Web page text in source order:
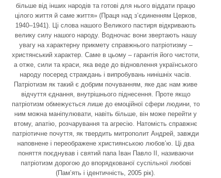
більше від інших народів та готові для нього віддати працю
цілого життя й саме життя» (Праця над з’єдиненням Церков,
1940–1941). Ці слова нашого Великого пастиря відкривають
велику силу нашого народу. Водночас вони звертають нашу
увагу на характерну прикмету справжнього патріотизму –
христянський характер. Саме в цьому – гарантія його чистоти,
а отже, сили та краси, яка веде до відновлення українського
народу посеред страждань і випробувань нинішніх часів.
Патріотизм як такий є добрим почуванням, яке дає нам живе
відчуття єднання, внутрішнього піднесення. Проте якщо
патріотизм обмежується лише до емоційної сфери людини, то
ним можна маніпулювати, навіть більше, він може перейти у
втому, апатію, розчарування та агресію. Натомість справжнє
патріотичне почуття, як твердить митрополит Андрей, завжди
наповнене і переображене християнською любов’ю. Ці два
поняття поєднував і святий папа Іван Павло ІІ, називаючи
патріотизм дорогою до впорядкованої суспільної любові
(Пам’ять і ідентичність, 2005 рік).